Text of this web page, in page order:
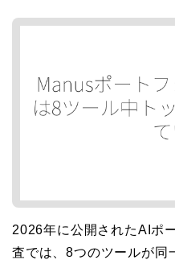
2026年に公開されたAIポ
査では、8つのツールが同